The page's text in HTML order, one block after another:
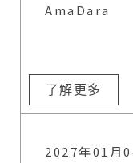
AmaDara
了解更多
2027年01月